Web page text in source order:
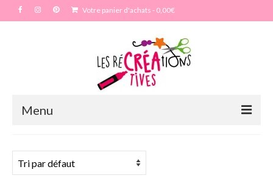
Votre panier d'achats - 0,00€
Menu
Particulier